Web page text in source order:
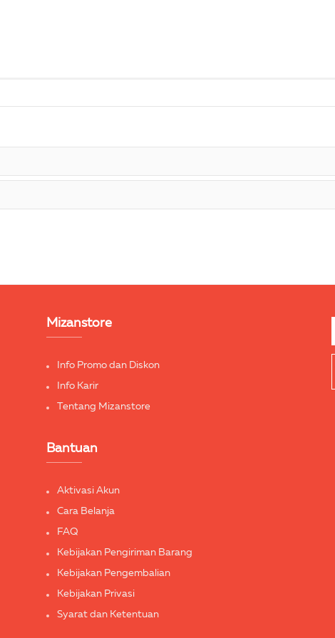
Mizanstore
Info Promo dan Diskon
Info Karir
Tentang Mizanstore
Bantuan
Aktivasi Akun
Cara Belanja
FAQ
Kebijakan Pengiriman Barang
Kebijakan Pengembalian
Kebijakan Privasi
Syarat dan Ketentuan